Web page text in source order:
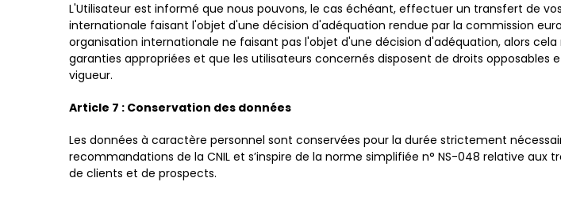
L'Utilisateur est informé que nous pouvons, le cas échéant, effectuer un transfert de
internationale faisant l'objet d'une décision d'adéquation rendue par la commission
organisation internationale ne faisant pas l'objet d'une décision d'adéquation, alors
garanties appropriées et que les utilisateurs concernés disposent de droits
vigueur.
Article 7 : Conservation des données
Les données à caractère personnel sont conservées pour la durée strictement
recommandations de la CNIL et s’inspire de la norme simplifiée n° NS-048 relative
de clients et de prospects.